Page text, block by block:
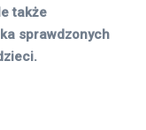
także
sprawdzonych